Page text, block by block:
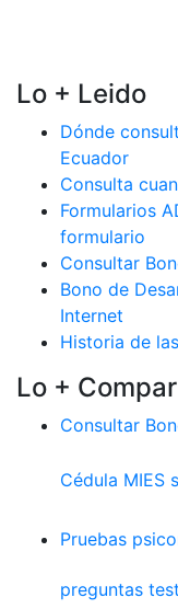
Lo + Leido
Dónde
Ecuador
Consulta
Formularios
formulario
Consultar
Bono de
Internet
Historia de
Lo +
Consultar
Cédula MIES
Pruebas
preguntas test